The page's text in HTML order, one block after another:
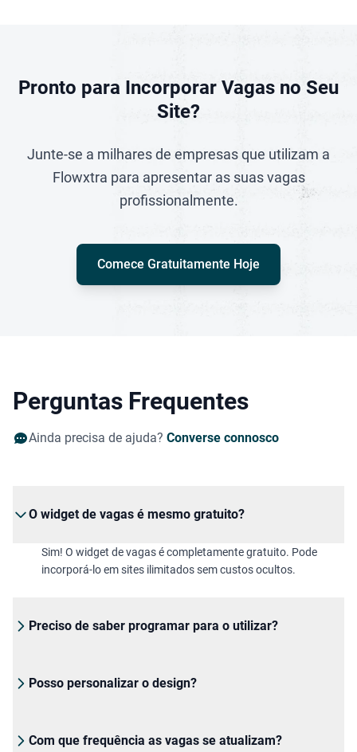
Pronto para Incorporar Vagas no Seu
Site?
Junte-se a milhares de empresas que utilizam a
Flowxtra para apresentar as suas vagas
profissionalmente.
Comece Gratuitamente Hoje
Perguntas Frequentes
Ainda precisa de ajuda? Converse connosco
O widget de vagas é mesmo gratuito?
Sim! O widget de vagas é completamente gratuito. Pode
incorporá-lo em sites ilimitados sem custos ocultos.
Preciso de saber programar para o utilizar?
Posso personalizar o design?
Com que frequência as vagas se atualizam?